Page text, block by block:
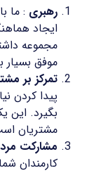
رهبری : ما
ایجاد
مجموعه
موفق
تمرکز بر
پیدا کردن
بگیرد. این
مشتریان
مشارکت
کارمندان